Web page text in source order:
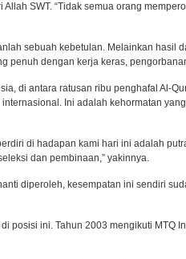
SWT. “Tidak semua orang
sebuah kebetulan. Melainkan hasil
penuh dengan kerja keras,
di antara ratusan ribu penghafal Al-
Ini adalah kehormatan
di hadapan kami hari ini adalah
dan pembinaan,” yakinnya.
diperoleh, kesempatan ini sendiri
posisi ini. Tahun 2003 mengikuti MTQ